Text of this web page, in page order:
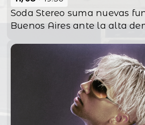
Soda Stereo suma nuevas
Buenos Aires ante la alta